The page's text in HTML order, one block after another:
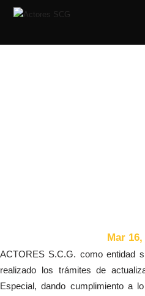
TEst
Mar 16,
​ACTORES S.C.G. como entidad
realizado los trámites de
Especial, dando cumplimiento a